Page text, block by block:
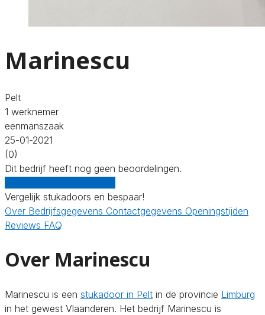
Marinescu
Pelt
1 werknemer
eenmanszaak
25-01-2021
(0)
Dit bedrijf heeft nog geen beoordelingen.
Vergelijk stukadoors en bespaar!
Over Bedrijfsgegevens Contactgegevens Openingstijden
Reviews FAQ
Over Marinescu
Marinescu is een stukadoor in Pelt in de provincie Limburg
in het gewest Vlaanderen. Het bedrijf Marinescu is